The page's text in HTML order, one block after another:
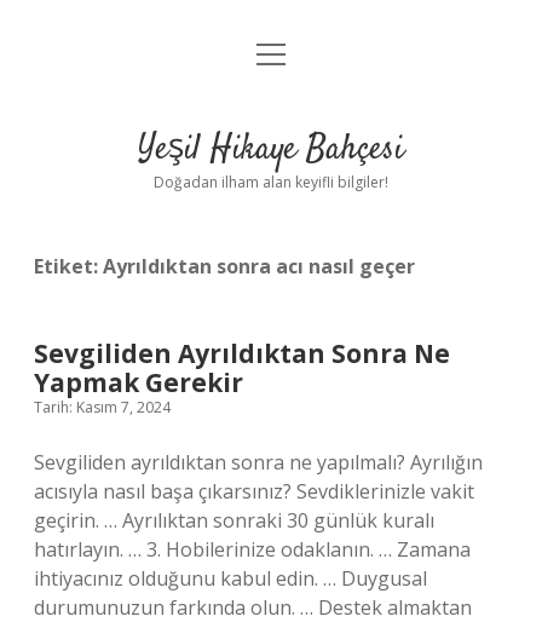
Anasayfa
Yasal Uyarı
menüyü
Yeşil Hikaye Bahçesi
Doğadan ilham alan keyifli bilgiler!
Etiket:Ayrıldıktan sonra acı nasıl geçer
Sevgiliden Ayrıldıktan Sonra Ne
Yapmak Gerekir
Tarih: Kasım 7, 2024
Sevgiliden ayrıldıktan sonra ne yapılmalı? Ayrılığın
acısıyla nasıl başa çıkarsınız? Sevdiklerinizle vakit
geçirin. … Ayrılıktan sonraki 30 günlük kuralı
hatırlayın. … 3. Hobilerinize odaklanın. … Zamana
ihtiyacınız olduğunu kabul edin. … Duygusal
durumunuzun farkında olun. … Destek almaktan